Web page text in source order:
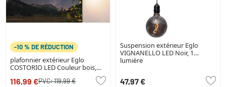
-10 % DE RÉDUCTION
plafonnier extérieur Eglo
COSTORIO LED Couleur bois,
116,99 €PVC:119,99 €
Suspension extérieur Eglo
VIGNANELLO LED Noir, 1
lumière
47,97 €